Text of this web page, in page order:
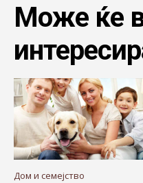
Може ќе
Дом и семејство